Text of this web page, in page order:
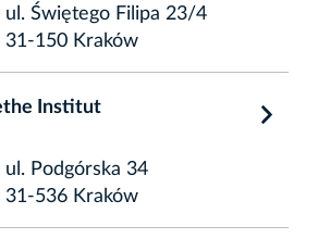
ul. Świętego Filipa 23/4
31-150 Kraków
Institut
ul. Podgórska 34
31-536 Kraków